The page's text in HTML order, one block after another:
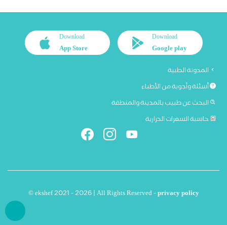
Download
Google play
Download
App Store
المدونة الطبية
أسئلة وأجوبة من الأطباء
البحث عن طبيب بالمدينة والمنطقة
حاسبة السعرات الحرارية
© ekshef 2021 - 2026 | All Rights Reserved -privacy policy